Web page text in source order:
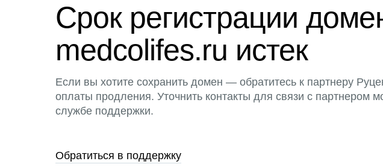
Срок регистрации
medcolifes.ru истек
Если вы хотите сохранить домен — обратитесь к партнеру
оплаты продления. Уточнить контакты для связи с партнером
службе поддержки.
Обратиться в поддержку